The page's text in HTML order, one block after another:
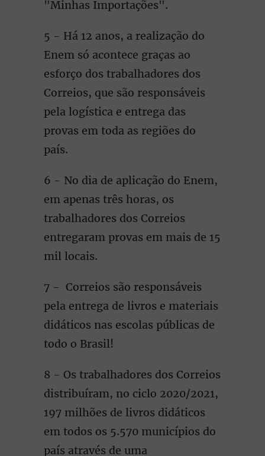
"Minhas Importações".
5 - Há 12 anos, a realização do
Enem só acontece graças ao
esforço dos trabalhadores dos
Correios, que são responsáveis
pela logística e entrega das
provas em toda as regiões do
país.
6 - No dia de aplicação do Enem,
em apenas três horas, os
trabalhadores dos Correios
entregaram provas em mais de 15
mil locais.
7 - Correios são responsáveis
pela entrega de livros e materiais
didáticos nas escolas públicas de
todo o Brasil!
8 - Os trabalhadores dos Correios
distribuíram, no ciclo 2020/2021,
197 milhões de livros didáticos
em todos os 5.570 municípios do
país através de uma